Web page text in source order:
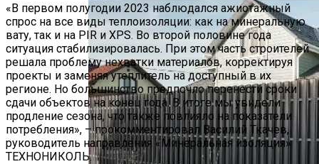
«В первом полугодии 2023 наблюдался ажиотажный
спрос на все виды теплоизоляции: как на минеральную
вату, так и на PIR и XPS. Во второй половине года
ситуация стабилизировалась. При этом часть строителей
решала проблему нехватки материалов, корректируя
проекты и заменяя утеплитель на доступный в их
регионе. Но большинство предпочло перенести сроки
сдачи объектов на конец года. В итоге мы увидели
продление сезона, что также повлияло на показатели
потребления», – прокомментировал Василий Ткачев,
руководитель направления «Минеральная изоляция»
ТЕХНОНИКОЛЬ.